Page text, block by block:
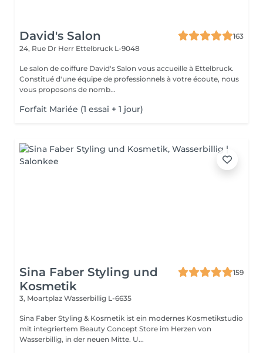
David's Salon
163
24, Rue Dr Herr Ettelbruck L-9048
Le salon de coiffure David's Salon vous accueille à Ettelbruck.
Constitué d'une équipe de professionnels à votre écoute, nous
vous proposons de nomb...
Forfait Mariée (1 essai + 1 jour)
Sina Faber Styling und
Kosmetik
159
3, Moartplaz Wasserbillig L-6635
Sina Faber Styling & Kosmetik ist ein modernes Kosmetikstudio
mit integriertem Beauty Concept Store im Herzen von
Wasserbillig, in der neuen Mitte. U...